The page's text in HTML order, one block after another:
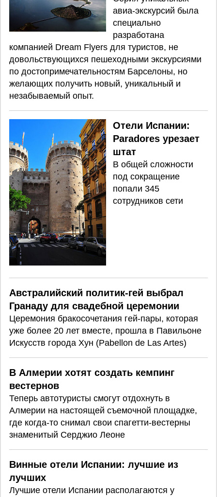
авиа-экскурсий была
специально
разработана
компанией Dream Flyers для туристов, не
довольствующихся пешеходными экскурсиями
по достопримечательностям Барселоны, но
желающих получить новый, уникальный и
незабываемый опыт.
Отели Испании:
Paradores урезает
штат
В общей сложности
под сокращение
попали 345
сотрудников сети
Австралийский политик-гей выбрал
Гранаду для свадебной церемонии
Церемония бракосочетания гей-пары, которая
уже более 20 лет вместе, прошла в Павильоне
Искусств города Хун (Pabellon de Las Artes)
В Алмерии хотят создать кемпинг
вестернов
Теперь автотуристы смогут отдохнуть в
Алмерии на настоящей съемочной площадке,
где когда-то снимал свои спагетти-вестерны
знаменитый Серджио Леоне
Винные отели Испании: лучшие из
лучших
Лучшие отели Испании располагаются у